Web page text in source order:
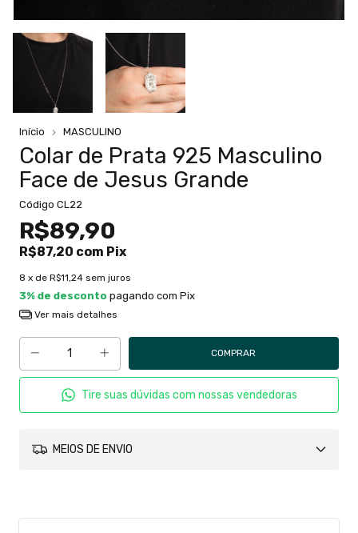
Início MASCULINO
Colar de Prata 925 Masculino
Face de Jesus Grande
Código CL22
R$89,90
R$87,20 com Pix
8 x de R$11,24 sem juros
3% de desconto pagando com Pix
Ver mais detalhes
Tire suas dúvidas com nossas vendedoras
MEIOS DE ENVIO